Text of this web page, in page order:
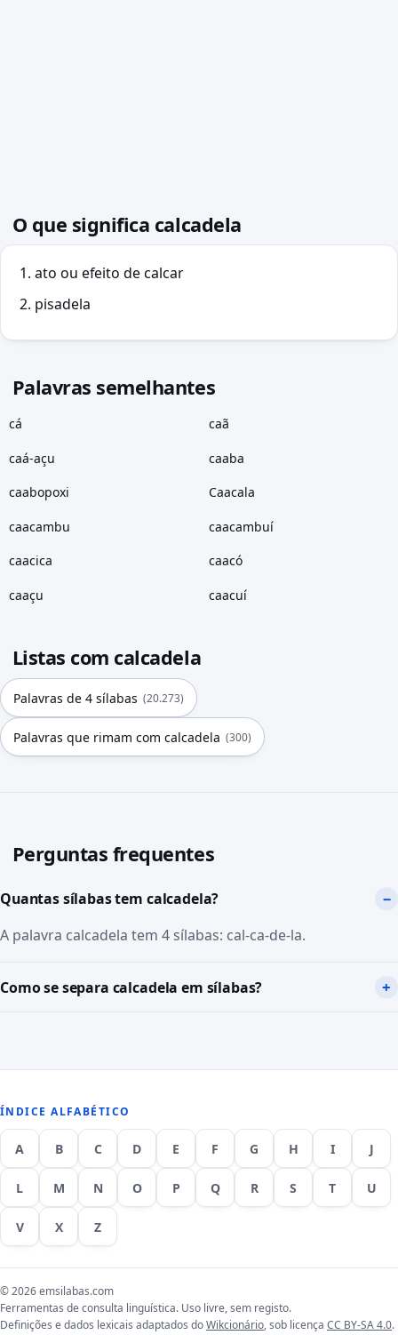
O que significa calcadela
ato ou efeito de calcar
pisadela
Palavras semelhantes
cá caã
caá-açu caaba
caabopoxi Caacala
caacambu caacambuí
caacica caacó
caaçu caacuí
Listas com calcadela
Palavras de 4 sílabas (20.273)
Palavras que rimam com calcadela (300)
Perguntas frequentes
Quantas sílabas tem calcadela?
A palavra calcadela tem 4 sílabas: cal-ca-de-la.
Como se separa calcadela em sílabas?
ÍNDICE ALFABÉTICO
A B C D E F G H I J
L M N O P Q R S T U
V X Z
© 2026 emsilabas.com
Ferramentas de consulta linguística. Uso livre, sem registo.
Definições e dados lexicais adaptados doWikcionário, sob licença CC BY-SA 4.0.